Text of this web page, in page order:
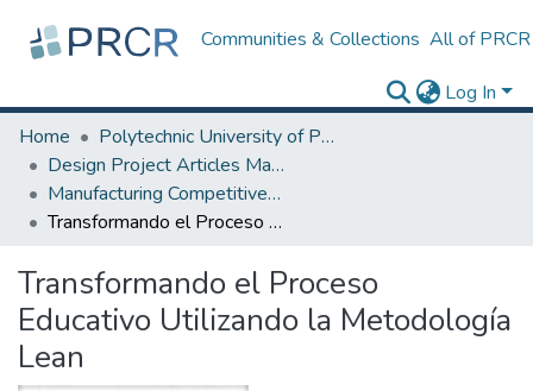
Communities & Collections All of PRCR
Log In
Home
Polytechnic University of Puerto Rico
Design Project Articles Master Degree
Manufacturing Competitiveness
Transformando el Proceso Educativo Utilizando la Metodología Lean
Transformando el Proceso
Educativo Utilizando la Metodología
Lean